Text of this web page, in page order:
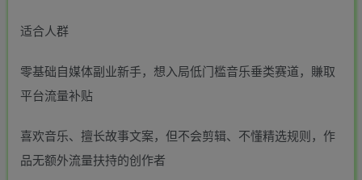
适合人群
零基础自媒体副业新手，想入局低门槛音乐垂类赛道，賺取
平台流量补贴
喜欢音乐、擅长故事文案，但不会剪辑、不懂精选规则，作
品无额外流量扶持的创作者